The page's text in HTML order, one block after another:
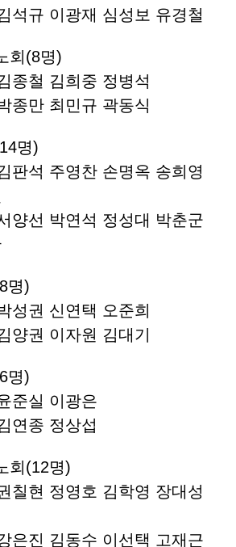
석규 이광재 심성보 유경철
회(8명)
종철 김희중 정병석
종만 최민규 곽동식
명)
판석 주영찬 손명옥 송희영
양선 박연석 정성대 박춘군
명)
성권 신연택 오준희
양권 이자원 김대기
명)
준실 이광은
연종 정상섭
회(12명)
칠현 정영호 김학영 장대성
은진 김동수 이선택 고재근